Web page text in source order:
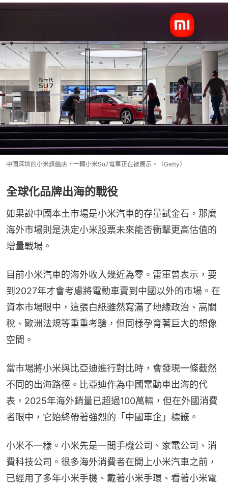
中國深圳的小米旗艦店，一輛小米Su7電車正在被展示。（Getty）
全球化品牌出海的戰役
如果說中國本土市場是小米汽車的存量試金石，那麼
海外市場則是決定小米股票未來能否衝擊更高估值的
增量戰場。
目前小米汽車的海外收入幾近為零。雷軍曾表示，要
到2027年才會考慮將電動車賣到中國以外的市場。在
資本市場眼中，這張白紙雖然寫滿了地緣政治、高關
稅、歐洲法規等重重考驗，但同樣孕育著巨大的想像
空間。
當市場將小米與比亞迪進行對比時，會發現一條截然
不同的出海路徑。比亞迪作為中國電動車出海的代
表，2025年海外銷量已超過100萬輛，但在外國消費
者眼中，它始終帶著強烈的「中國車企」標籤。
小米不一樣。小米先是一間手機公司、家電公司、消
費科技公司。很多海外消費者在開上小米汽車之前，
已經用了多年小米手機、戴著小米手環、看著小米電